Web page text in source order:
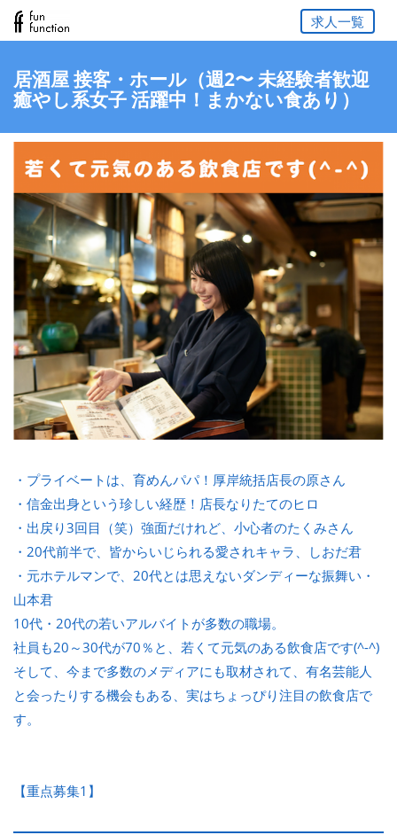
求人一覧
居酒屋 接客・ホール（週2〜 未経験者歓迎
癒やし系女子 活躍中！まかない食あり）
・プライベートは、育めんパパ！厚岸統括店長の原さん
・信金出身という珍しい経歴！店長なりたてのヒロ
・出戻り3回目（笑）強面だけれど、小心者のたくみさん
・20代前半で、皆からいじられる愛されキャラ、しおだ君
・元ホテルマンで、20代とは思えないダンディーな振舞い・
山本君
10代・20代の若いアルバイトが多数の職場。
社員も20～30代が70％と、若くて元気のある飲食店です(^-^)
そして、今まで多数のメディアにも取材されて、有名芸能人
と会ったりする機会もある、実はちょっぴり注目の飲食店で
す。
【重点募集1】